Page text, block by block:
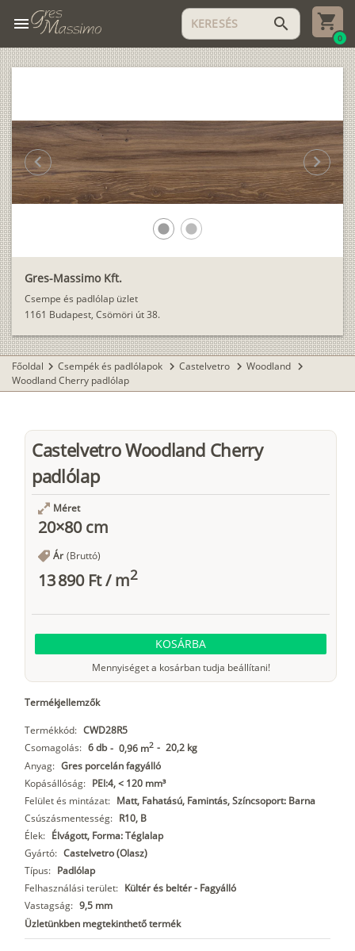
menu search
0
Gres-Massimo Kft.
Csempe és padlólap üzlet
1161 Budapest, Csömöri út 38.
lens lens
chevron_left chevron_right
Főoldal chevron_right Csempék és padlólapok chevron_right Castelvetro chevron_right Woodland chevron_right
Woodland Cherry padlólap
Castelvetro Woodland Cherry
padlólap
Méret
20×80 cm
Ár (Bruttó)
13 890 Ft/m2
KOSÁRBA
Mennyiséget a kosárban tudja beállítani!
Termékjellemzők
Termékkód: CWD28R5
Csomagolás: 6 db - 0,96 m2 - 20,2 kg
Anyag: Gres porcelán fagyálló
Kopásállóság: PEI:4, < 120 mm³
Felület és mintázat: Matt, Fahatású, Famintás, Színcsoport: Barna
Csúszásmentesség: R10, B
Élek: Élvágott, Forma: Téglalap
Gyártó: Castelvetro (Olasz)
Típus: Padlólap
Felhasználási terület: Kültér és beltér - Fagyálló
Vastagság: 9,5 mm
Üzletünkben megtekinthető termék